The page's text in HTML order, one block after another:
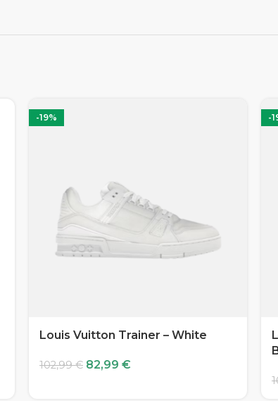
-19%
Louis Vuitton Trainer – White
102,99€ 82,99 €
-